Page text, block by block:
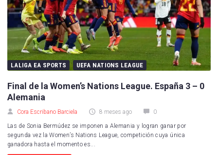
LALIGA EA SPORTS UEFA NATIONS LEAGUE
Final de la Women’s Nations League. España 3 – 0
Alemania
Cora Escribano Barciela 8 meses ago 0
Las de Sonia Bermúdez se imponen a Alemania y logran ganar por
segunda vez la Women’s Nations League, competición cuya única
ganadora hasta el momento es...